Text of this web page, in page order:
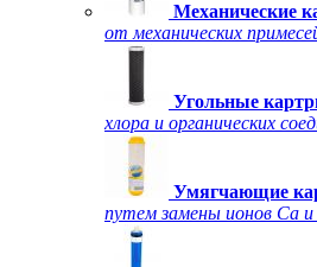
Механические
от механических
Угольные
хлора и органических
Умягчающие
путем замены ионов Ca